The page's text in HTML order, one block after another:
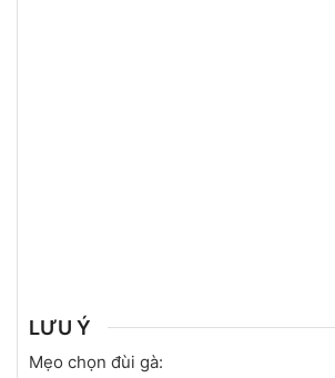
LƯU Ý
Mẹo chọn đùi gà: